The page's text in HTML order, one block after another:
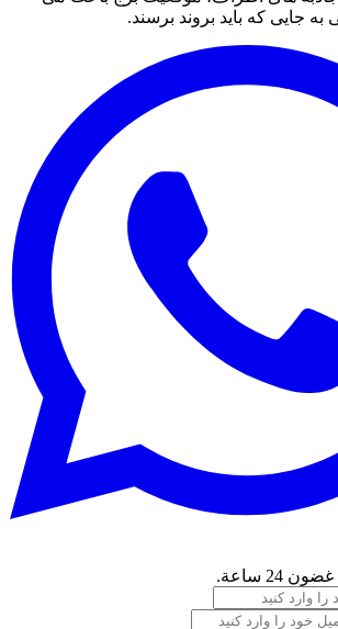
جایی که باید بروند برسند.
ساعة.